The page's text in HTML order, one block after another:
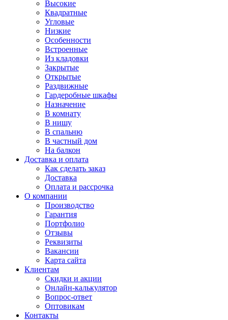
Высокие
Квадратные
Угловые
Низкие
Особенности
Встроенные
Из кладовки
Закрытые
Открытые
Раздвижные
Гардеробные шкафы
Назначение
В комнату
В нишу
В спальню
В частный дом
На балкон
Доставка и оплата
Как сделать заказ
Доставка
Оплата и рассрочка
О компании
Производство
Гарантия
Портфолио
Отзывы
Реквизиты
Вакансии
Карта сайта
Клиентам
Скидки и акции
Онлайн-калькулятор
Вопрос-ответ
Оптовикам
Контакты